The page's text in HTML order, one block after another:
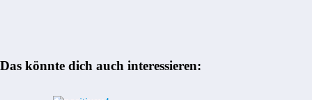
Das könnte dich auch interessieren: